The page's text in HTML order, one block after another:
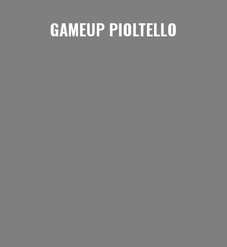
GAMEUP PIOLTELLO